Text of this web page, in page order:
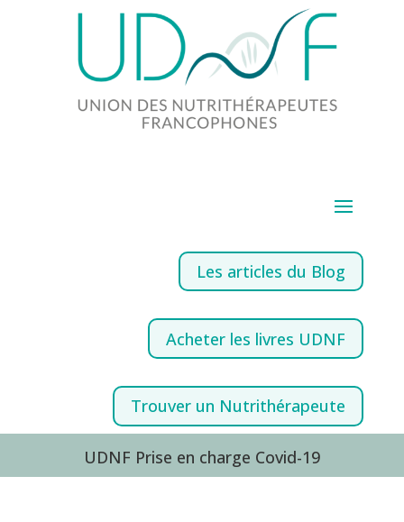
Les articles du Blog
Acheter les livres UDNF
Trouver un Nutrithérapeute
UDNF Prise en charge Covid-19